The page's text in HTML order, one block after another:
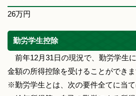
26万円
勤労学生控除
前年12月31日の現況で、勤労学生
金額の所得控除を受けることができま
※勤労学生とは、次の要件全てに当て